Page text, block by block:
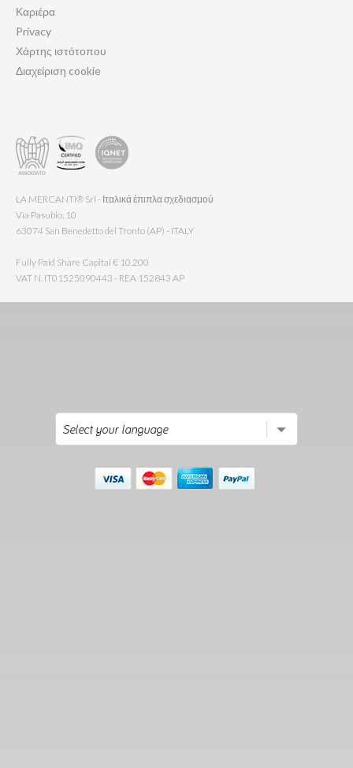
Καριέρα
Privacy
Χάρτης ιστότοπου
Διαχείριση cookie
LA MERCANTI® Srl - Ιταλικά έπιπλα σχεδιασμού
Via Pasubio, 10
63074 San Benedetto del Tronto (AP) - ITALY
Fully Paid Share Capital € 10.200
VAT N. IT01525090443 - REA 152843 AP